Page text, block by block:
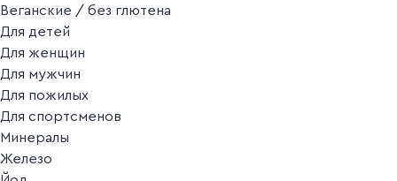
Веганские / без глютена
Для детей
Для женщин
Для мужчин
Для пожилых
Для спортсменов
Минералы
Железо